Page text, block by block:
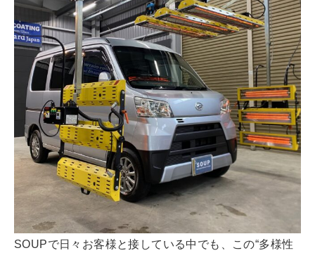
SOUPで日々お客様と接している中でも、この“多様性